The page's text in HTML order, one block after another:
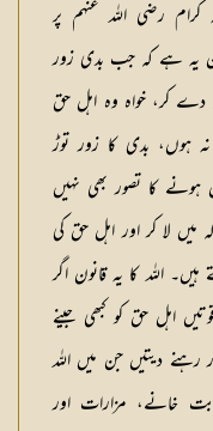
رضی اللہ عنہم پر
یہ ہے کہ جب بدی زور
دے کر، خواہ وہ اہل حق
ہوں، بدی کا زور توڑ
کا تصور بھی نہیں
میں لا کر اور اہل حق کی
اللہ کا یہ قانون اگر
اہل حق کو کبھی جینے
دیتیں جن میں اللہ
خانے، مزارات اور